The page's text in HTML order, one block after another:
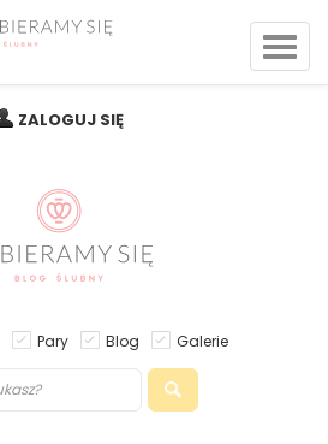
ZALOGUJ SIĘ
Pary Blog Galerie